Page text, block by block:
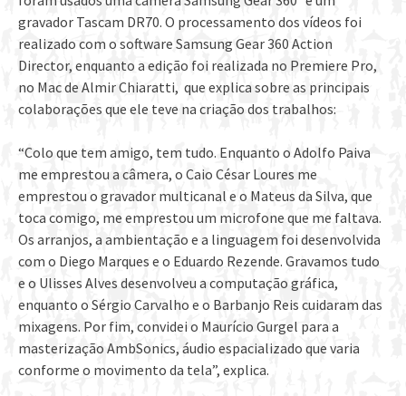
gravador Tascam DR70. O processamento dos vídeos foi
realizado com o software Samsung Gear 360 Action
Director, enquanto a edição foi realizada no Premiere Pro,
no Mac de Almir Chiaratti, que explica sobre as principais
colaborações que ele teve na criação dos trabalhos:
“Colo que tem amigo, tem tudo. Enquanto o Adolfo Paiva
me emprestou a câmera, o Caio César Loures me
emprestou o gravador multicanal e o Mateus da Silva, que
toca comigo, me emprestou um microfone que me faltava.
Os arranjos, a ambientação e a linguagem foi desenvolvida
com o Diego Marques e o Eduardo Rezende. Gravamos tudo
e o Ulisses Alves desenvolveu a computação gráfica,
enquanto o Sérgio Carvalho e o Barbanjo Reis cuidaram das
mixagens. Por fim, convidei o Maurício Gurgel para a
masterização AmbSonics, áudio espacializado que varia
conforme o movimento da tela”, explica.